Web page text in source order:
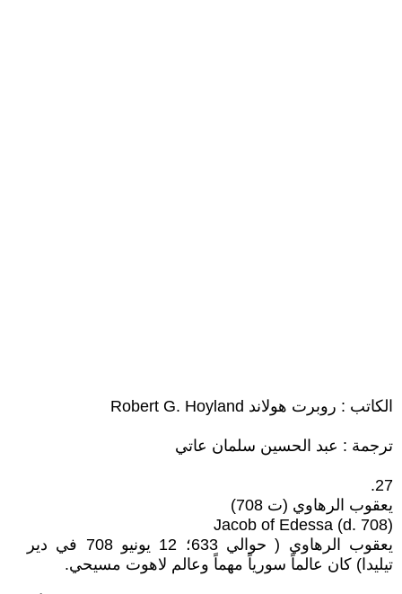
الكاتب : روبرت هولاند Robert G. Hoyland
ترجمة : عبد الحسين سلمان عاتي
27.
يعقوب الرهاوي (ت 708)
Jacob of Edessa (d. 708)
يعقوب الرهاوي ( حوالي 633؛ 12 يونيو 708 في دير
تيليدا) كان عالماً سورياً مهماً وعالم لاهوت مسيحي.